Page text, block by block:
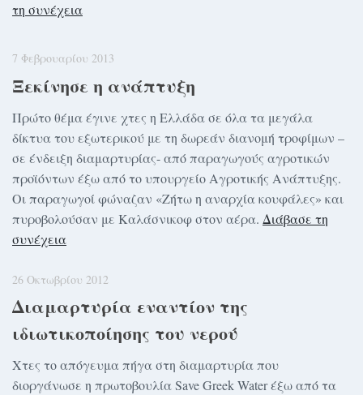
τη συνέχεια
7 Φεβρουαρίου 2013
Ξεκίνησε η ανάπτυξη
Πρώτο θέμα έγινε χτες η Ελλάδα σε όλα τα μεγάλα
δίκτυα του εξωτερικού με τη δωρεάν διανομή τροφίμων –
σε ένδειξη διαμαρτυρίας- από παραγωγούς αγροτικών
προϊόντων έξω από το υπουργείο Αγροτικής Ανάπτυξης.
Οι παραγωγοί φώναζαν «Ζήτω η αναρχία κουφάλες» και
πυροβολούσαν με Καλάσνικοφ στον αέρα. Διάβασε τη
συνέχεια
26 Οκτωβρίου 2012
Διαμαρτυρία εναντίον της
ιδιωτικοποίησης του νερού
Χτες το απόγευμα πήγα στη διαμαρτυρία που
διοργάνωσε η πρωτοβουλία Save Greek Water έξω από τα